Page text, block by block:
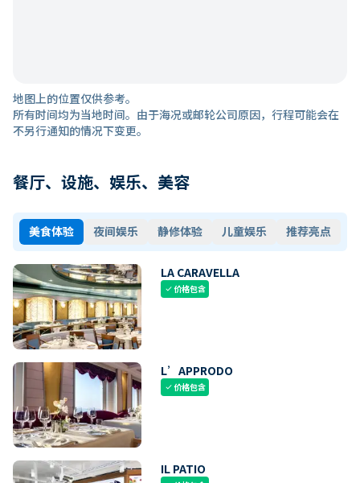
地图上的位置仅供参考。
所有时间均为当地时间。由于海况或邮轮公司原因，行程可能会在
不另行通知的情况下变更。
餐厅、设施、娱乐、美容
美食体验 夜间娱乐 静修体验 儿童娱乐 推荐亮点
LA CARAVELLA
check价格包含
L’APPRODO
check价格包含
IL PATIO